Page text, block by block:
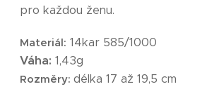
pro každou ženu.
Materiál: 14kar 585/1000
Váha: 1,43g
Rozměry:délka 17 až 19,5 cm